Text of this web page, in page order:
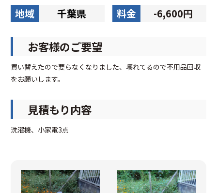
地域 千葉県 料金 -6,600円
お客様のご要望
買い替えたので要らなくなりました、壊れてるので不用品回収
をお願いします。
見積もり内容
洗濯機、小家電3点